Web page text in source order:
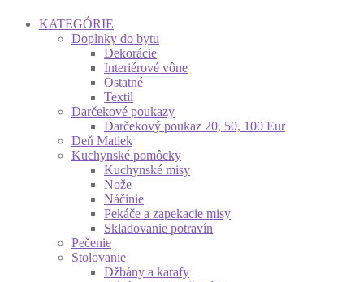
KATEGÓRIE
Doplnky do bytu
Dekorácie
Interiérové vône
Ostatné
Textil
Darčekové poukazy
Darčekový poukaz 20, 50, 100 Eur
Deň Matiek
Kuchynské pomôcky
Kuchynské misy
Nože
Náčinie
Pekáče a zapekacie misy
Skladovanie potravín
Pečenie
Stolovanie
Džbány a karafy